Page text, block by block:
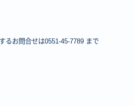
るお問合せは0551-45-7789 まで